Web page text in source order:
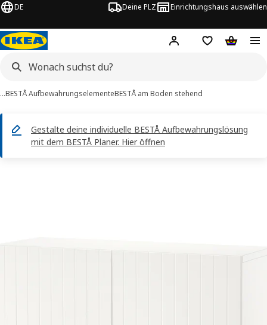
DE Deine PLZ Einrichtungshaus auswählen
Hej! Jetzt anmelden.
Einkaufsliste
…BESTÅ AufbewahrungselementeBESTÅ am Boden stehend
Gestalte deine individuelle BESTÅ Aufbewahrungslösung
mit dem BESTÅ Planer. Hier öffnen